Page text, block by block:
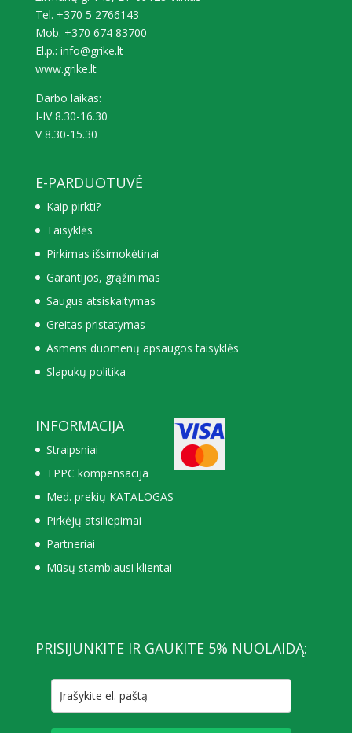
Tel. +370 5 2766143
Mob. +370 674 83700
El.p.: info@grike.lt
www.grike.lt
Darbo laikas:
I-IV 8.30-16.30
V 8.30-15.30
E-PARDUOTUVĖ
Kaip pirkti?
Taisyklės
Pirkimas išsimokėtinai
Garantijos, grąžinimas
Saugus atsiskaitymas
Greitas pristatymas
Asmens duomenų apsaugos taisyklės
Slapukų politika
INFORMACIJA
Straipsniai
TPPC kompensacija
Med. prekių KATALOGAS
Pirkėjų atsiliepimai
Partneriai
Mūsų stambiausi klientai
PRISIJUNKITE IR GAUKITE 5% NUOLAIDĄ: